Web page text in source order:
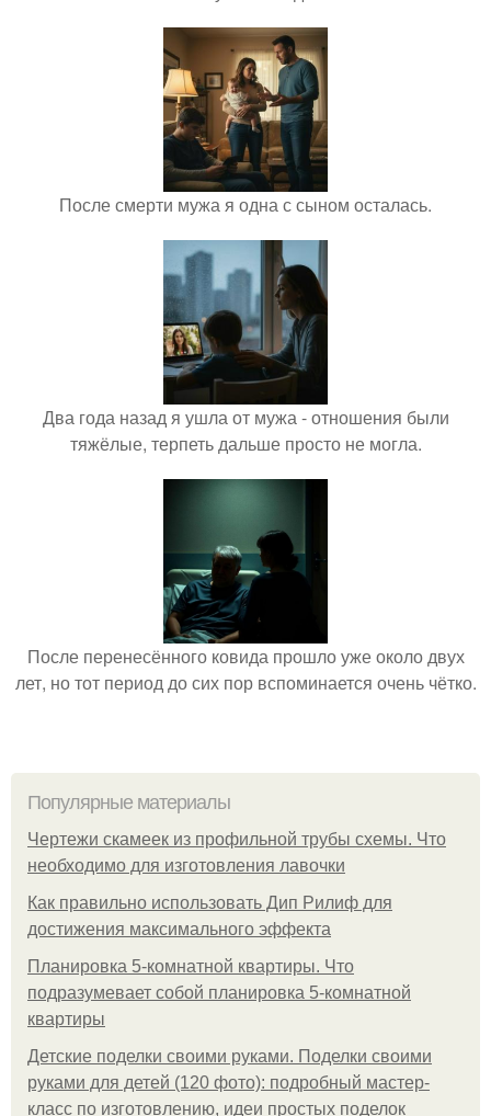
После смерти мужа я одна с сыном осталась.
Два года назад я ушла от мужа - отношения были
тяжёлые, терпеть дальше просто не могла.
После перенесённого ковида прошло уже около двух
лет, но тот период до сих пор вспоминается очень чётко.
Популярные материалы
Чертежи скамеек из профильной трубы схемы. Что
необходимо для изготовления лавочки
Как правильно использовать Дип Рилиф для
достижения максимального эффекта
Планировка 5-комнатной квартиры. Что
подразумевает собой планировка 5-комнатной
квартиры
Детские поделки своими руками. Поделки своими
руками для детей (120 фото): подробный мастер-
класс по изготовлению, идеи простых поделок